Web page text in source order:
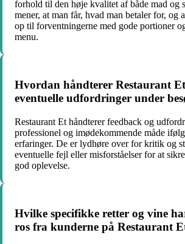
forhold til den høje kvalitet af både mad og
mener, at man får, hvad man betaler for, og
op til forventningerne med gode portioner
menu.
Hvordan håndterer Restaurant
eventuelle udfordringer under
Restaurant Et håndterer feedback og
professionel og imødekommende måde
erfaringer. De er lydhøre over for kritik og
eventuelle fejl eller misforståelser for at
god oplevelse.
Hvilke specifikke retter og vine
ros fra kunderne på Restaurant